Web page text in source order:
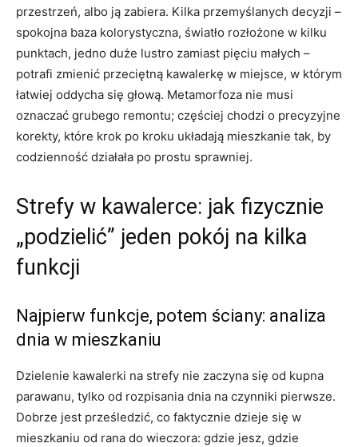
przestrzeń, albo ją zabiera. Kilka przemyślanych decyzji –
spokojna baza kolorystyczna, światło rozłożone w kilku
punktach, jedno duże lustro zamiast pięciu małych –
potrafi zmienić przeciętną kawalerkę w miejsce, w którym
łatwiej oddycha się głową. Metamorfoza nie musi
oznaczać grubego remontu; częściej chodzi o precyzyjne
korekty, które krok po kroku układają mieszkanie tak, by
codzienność działała po prostu sprawniej.
Strefy w kawalerce: jak fizycznie
„podzielić” jeden pokój na kilka
funkcji
Najpierw funkcje, potem ściany: analiza
dnia w mieszkaniu
Dzielenie kawalerki na strefy nie zaczyna się od kupna
parawanu, tylko od rozpisania dnia na czynniki pierwsze.
Dobrze jest prześledzić, co faktycznie dzieje się w
mieszkaniu od rana do wieczora: gdzie jesz, gdzie